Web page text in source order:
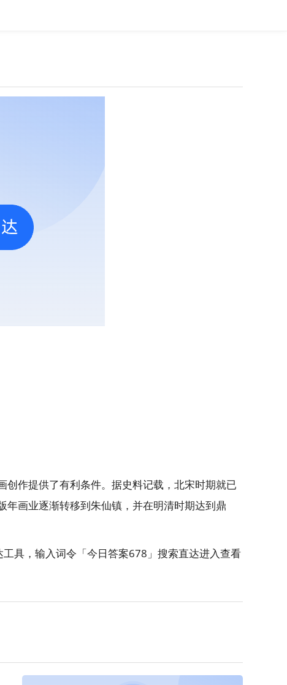
作提供了有利条件。据史料记载，北宋时期就已
画业逐渐转移到朱仙镇，并在明清时期达到鼎
工具，输入词令「今日答案678 」搜索直达进入查看